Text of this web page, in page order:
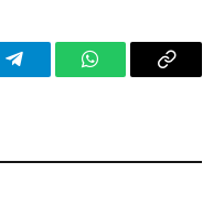
TelegramWhatsAppCopy